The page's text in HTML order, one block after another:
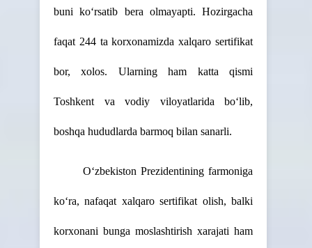
buni ko‘rsatib bera olmayapti. Hozirgacha
faqat 244 ta korxonamizda xalqaro sertifikat
bor, xolos. Ularning ham katta qismi
Toshkent va vodiy viloyatlarida bo‘lib,
boshqa hududlarda barmoq bilan sanarli.
O‘zbekiston Prezidentining farmoniga
ko‘ra, nafaqat xalqaro sertifikat olish, balki
korxonani bunga moslashtirish xarajati ham